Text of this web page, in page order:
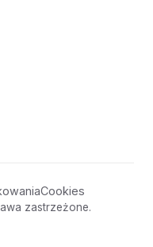
zastrzeżone.
Cookies